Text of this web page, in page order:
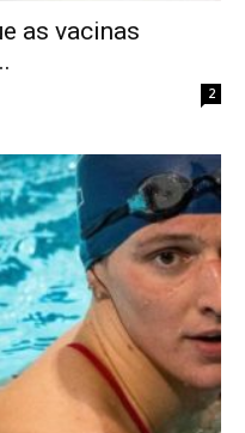
as vacinas
2